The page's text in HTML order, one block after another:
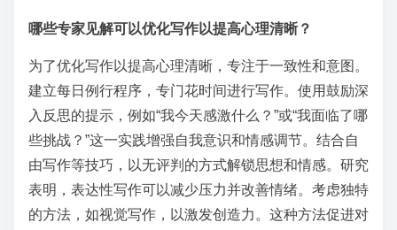
哪些专家见解可以优化写作以提高心理清晰？
为了优化写作以提高心理清晰，专注于一致性和意图。
建立每日例行程序，专门花时间进行写作。使用鼓励深
入反思的提示，例如“我今天感激什么？”或“我面临了哪
些挑战？”这一实践增强自我意识和情感调节。结合自
由写作等技巧，以无评判的方式解锁思想和情感。研究
表明，表达性写作可以减少压力并改善情绪。考虑独特
的方法，如视觉写作，以激发创造力。这种方法促进对